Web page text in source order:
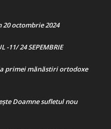
octombrie 2024
-11/ 24 SEPEMBRIE
primei mănăstiri ortodoxe
Doamne sufletul nou